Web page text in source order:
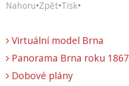
Nahoru•Zpět•Tisk•
Virtuální model Brna
Panorama Brna roku 1867
Dobové plány